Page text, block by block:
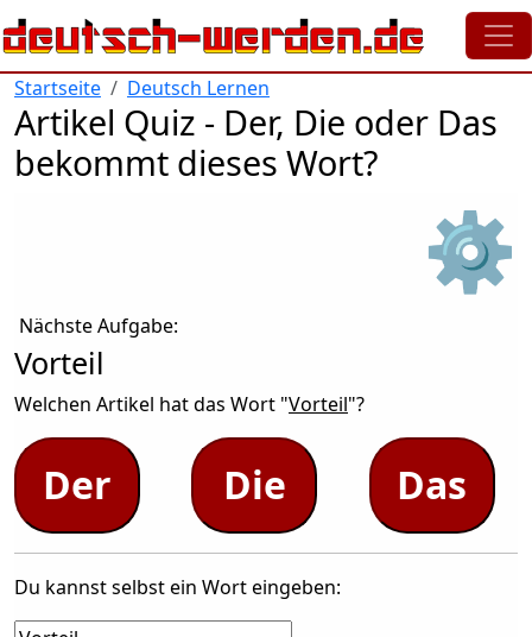
Direkt zum Inhalt
Startseite Deutsch Lernen
Artikel Quiz - Der, Die oder Das
bekommt dieses Wort?
⚙
Nächste Aufgabe:
Vorteil
Welchen Artikel hat das Wort "Vorteil"?
Der Die Das
Du kannst selbst ein Wort eingeben: